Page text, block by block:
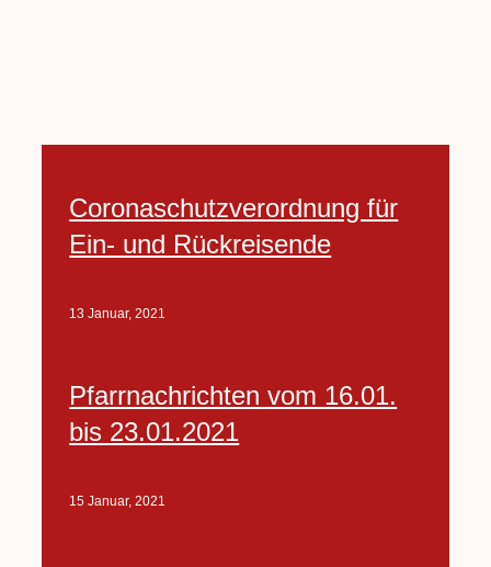
Coronaschutzverordnung für
Ein- und Rückreisende
13 Januar, 2021
Pfarrnachrichten vom 16.01.
bis 23.01.2021
15 Januar, 2021